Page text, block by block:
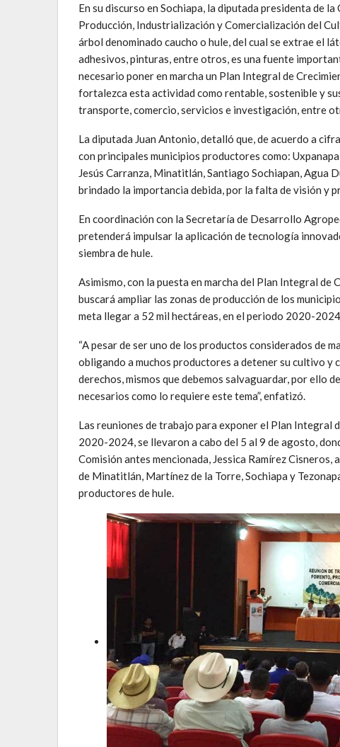
En su discurso en Sochiapa, la diputada presidenta de
Producción, Industrialización y Comercialización del
árbol denominado caucho o hule, del cual se extrae el
adhesivos, pinturas, entre otros, es una fuente
necesario poner en marcha un Plan Integral de
fortalezca esta actividad como rentable, sostenible y
transporte, comercio, servicios e investigación, entre
La diputada Juan Antonio, detalló que, de acuerdo a
con principales municipios productores como:
Jesús Carranza, Minatitlán, Santiago Sochiapan, Agua
brindado la importancia debida, por la falta de visión y
En coordinación con la Secretaría de Desarrollo
pretenderá impulsar la aplicación de tecnología
siembra de hule.
Asimismo, con la puesta en marcha del Plan Integral
buscará ampliar las zonas de producción de los
meta llegar a 52 mil hectáreas, en el periodo 2020-
“A pesar de ser uno de los productos considerados de
obligando a muchos productores a detener su cultivo y
derechos, mismos que debemos salvaguardar, por ello
necesarios como lo requiere este tema”, enfatizó.
Las reuniones de trabajo para exponer el Plan Integral
2020-2024, se llevaron a cabo del 5 al 9 de agosto,
Comisión antes mencionada, Jessica Ramírez
de Minatitlán, Martínez de la Torre, Sochiapa y
productores de hule.